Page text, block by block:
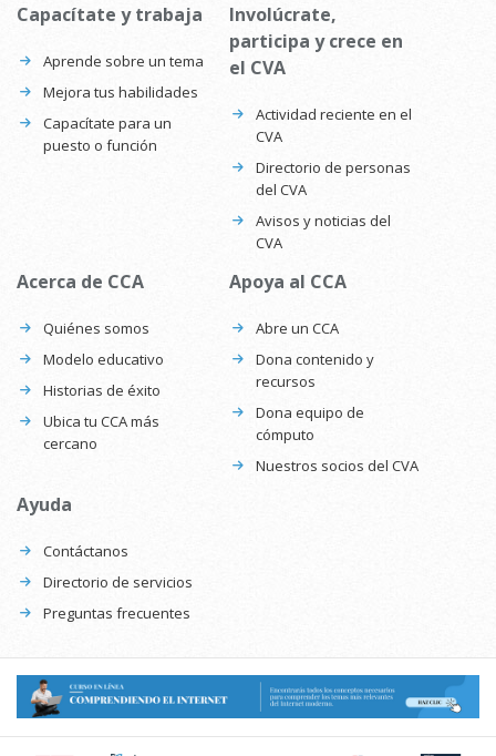
Capacítate y trabaja
Aprende sobre un tema
Mejora tus habilidades
Capacítate para un
puesto o función
Involúcrate,
participa y crece en
el CVA
Actividad reciente en el
CVA
Directorio de personas
del CVA
Avisos y noticias del
CVA
Acerca de CCA
Quiénes somos
Modelo educativo
Historias de éxito
Ubica tu CCA más
cercano
Apoya al CCA
Abre un CCA
Dona contenido y
recursos
Dona equipo de
cómputo
Nuestros socios del CVA
Ayuda
Contáctanos
Directorio de servicios
Preguntas frecuentes